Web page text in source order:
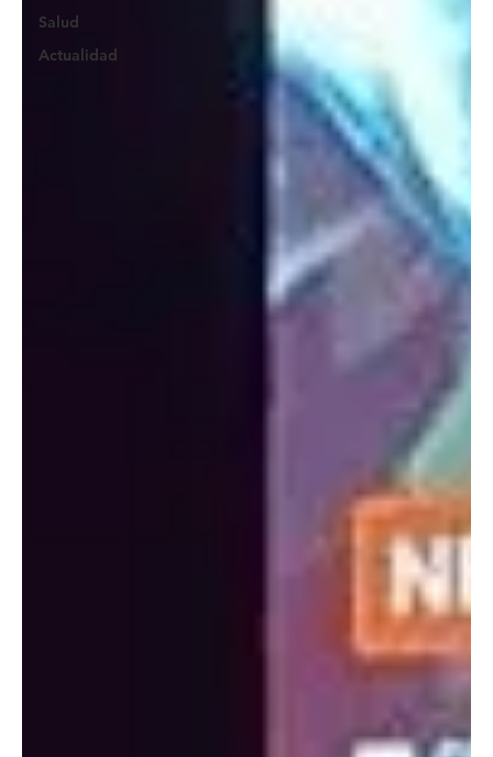
Salud
Actualidad